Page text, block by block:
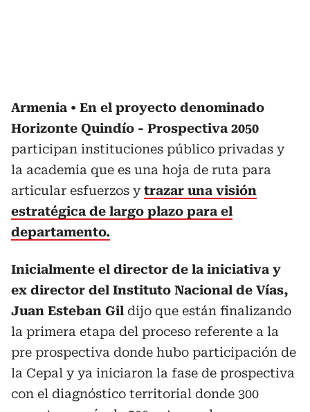
Armenia
En el proyecto denominado
Horizonte Quindío - Prospectiva 2050
participan instituciones público privadas y
la academia que es una hoja de ruta para
articular esfuerzos ytrazar una visión
estratégica de largo plazo para el
departamento.
Inicialmente el director de la iniciativa y
ex director del Instituto Nacional de Vías,
Juan Esteban Gil dijo que están finalizando
la primera etapa del proceso referente a la
pre prospectiva donde hubo participación de
la Cepal y ya iniciaron la fase de prospectiva
con el diagnóstico territorial donde 300